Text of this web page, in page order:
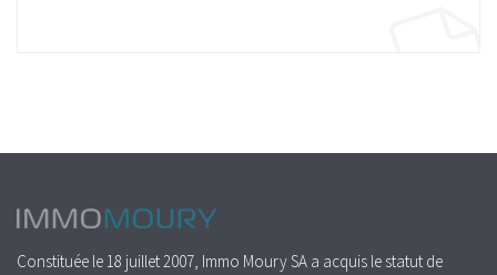
Constituée le 18 juillet 2007, Immo Moury SA a acquis le statut de